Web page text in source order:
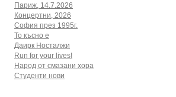
Париж, 14.7.2026
Концертни, 2026
София през 1995г.
То късно е
Даирк Носталжи
Run for your lives!
Народ от смазани хора
Студенти нови